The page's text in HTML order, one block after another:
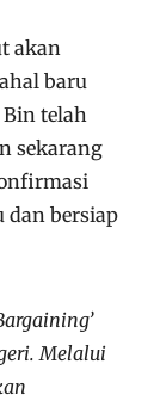
akan
baru
telah
sekarang
dan bersiap
Melalui